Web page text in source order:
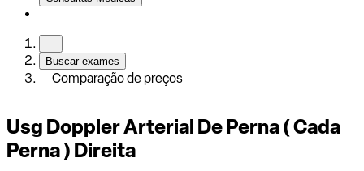
Buscar exames
Comparação de preços
Usg Doppler Arterial De Perna ( Cada
Perna ) Direita